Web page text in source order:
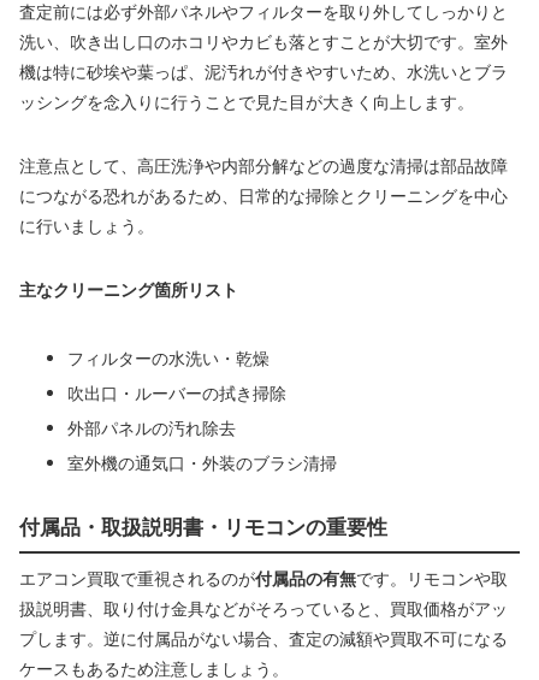
査定前には必ず外部パネルやフィルターを取り外してしっかりと
洗い、吹き出し口のホコリやカビも落とすことが大切です。室外
機は特に砂埃や葉っぱ、泥汚れが付きやすいため、水洗いとブラ
ッシングを念入りに行うことで見た目が大きく向上します。
注意点として、高圧洗浄や内部分解などの過度な清掃は部品故障
につながる恐れがあるため、日常的な掃除とクリーニングを中心
に行いましょう。
主なクリーニング箇所リスト
フィルターの水洗い・乾燥
吹出口・ルーバーの拭き掃除
外部パネルの汚れ除去
室外機の通気口・外装のブラシ清掃
付属品・取扱説明書・リモコンの重要性
エアコン買取で重視されるのが付属品の有無です。リモコンや取
扱説明書、取り付け金具などがそろっていると、買取価格がアッ
プします。逆に付属品がない場合、査定の減額や買取不可になる
ケースもあるため注意しましょう。